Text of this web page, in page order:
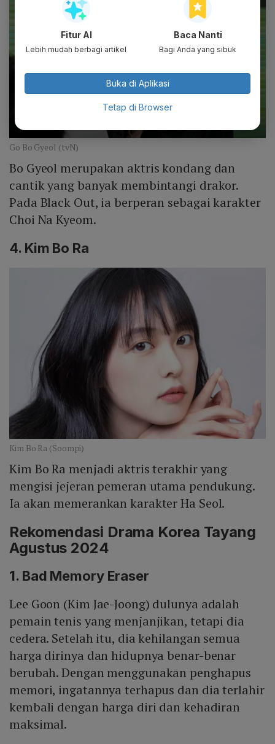
Go Bo Gyeol (tvN)
Bo Gyeol merupakan aktris kondang dan
cantik yang banyak membintangi drakor.
Pada Black Out, ia berperan sebagai karakter
Choi Na Kyeom.
4. Kim Bo Ra
Kim Bo Ra (Soompi)
Kim Bo Ra menjadi aktris terakhir yang
mengisi jejeran pemeran utama pendukung.
Ia akan memerankan karakter Ha Seol.
Rekomendasi Drama Korea Tayang
Agustus 2024
1. Bad Memory Eraser
Lee Goon (Kim Jae-Joong) dulunya adalah
pemain tenis yang menjanjikan, tetapi dia
cedera. Setelah itu, dia kehilangan semua
harga dirinya dan hidupnya benar-benar
berubah. Dengan menggunakan penghapus
memori, ingatannya terhapus dan dia terlahir
kembali dengan harga diri dan kehadiran
maksimal.
Fitur AI
Lebih mudah berbagi artikel
Baca Nanti
Bagi Anda yang sibuk
Buka di Aplikasi
Tetap di Browser